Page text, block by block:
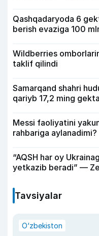
Qashqadaryoda 6
berish evaziga 100
Wildberries
taklif qilindi
Samarqand shahri
qariyb 17,2 ming
Messi faoliyatini
rahbariga aylanadimi?
“AQSH har oy
yetkazib beradi” —
Tavsiyalar
O‘zbekiston